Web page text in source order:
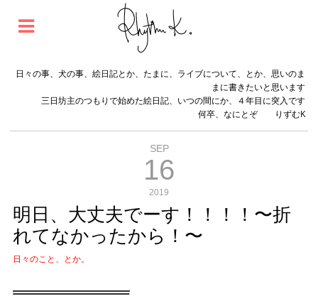
日々の事、犬の事、絵日記とか、たまに、ライブについて、とか、思いのま
まに書きたいと思います
三日坊主のつもりで始めた絵日記、いつの間にか、４年目に突入です
何卒、なにとぞ りずむK
SEP
16
2019
明日、大丈夫でーす！！！！〜折
れてなかったから！〜
日々のこと、とか。